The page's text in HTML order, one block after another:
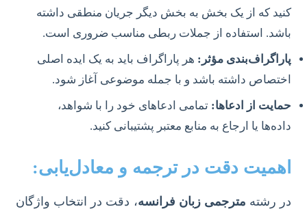
کنید که از یک بخش به بخش دیگر جریان منطقی داشته
باشد. استفاده از جملات ربطی مناسب ضروری است.
پاراگراف‌بندی مؤثر: هر پاراگراف باید به یک ایده اصلی
اختصاص داشته باشد و با جمله موضوعی آغاز شود.
حمایت از ادعاها: تمامی ادعاهای خود را با شواهد،
داده‌ها یا ارجاع به منابع معتبر پشتیبانی کنید.
اهمیت دقت در ترجمه و معادل‌یابی:
در رشته مترجمی زبان فرانسه، دقت در انتخاب واژگان